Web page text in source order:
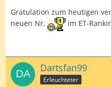
Gratulation zum heutigen
neuen Nr.
im ET-
Dartsfan99
Erleuchteter